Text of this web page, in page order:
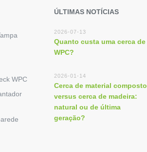
WPC
ÚLTIMAS NOTÍCIAS
2026-07-13
Quanto custa uma cerca de
WPC?
2026-01-14
Cerca de material composto
versus cerca de madeira:
natural ou de última
geração?